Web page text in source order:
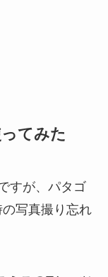
てみた
すが、パタゴ
写真撮り忘れ